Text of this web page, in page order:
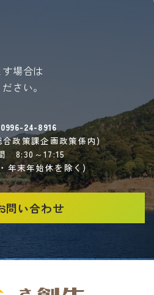
場合は
さい。
0996-24-8916
政策課企画政策係内)
8:30～17:15
年末年始休を除く)
問い合わせ